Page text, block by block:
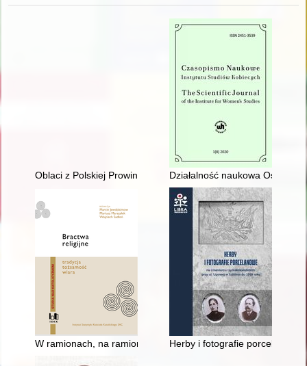
Oblaci z Polskiej Prowincji na misjach zagranicznych po 1920 r
Działalność naukowa
W ramionach, na ramionach i wśród ramion - o znaczeniu
Herby i fotografie porcelanowe